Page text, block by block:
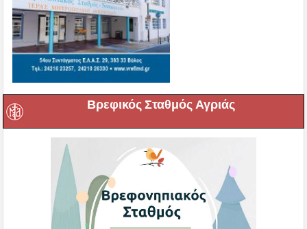
Βρεφικός Σταθμός Αγριάς